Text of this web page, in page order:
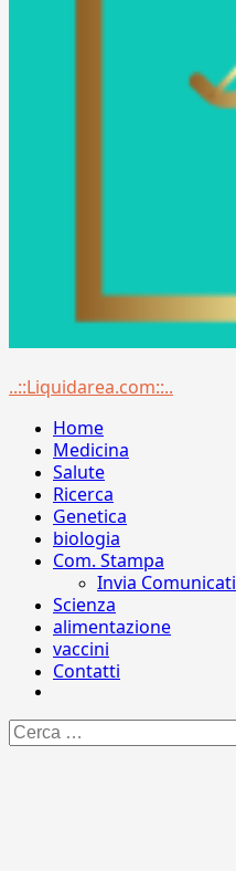
Menu
..::Liquidarea.com::..
Home
Medicina
Salute
Ricerca
Genetica
biologia
Com. Stampa
Invia Comunicati
Scienza
alimentazione
vaccini
Contatti
Ricerca
per: